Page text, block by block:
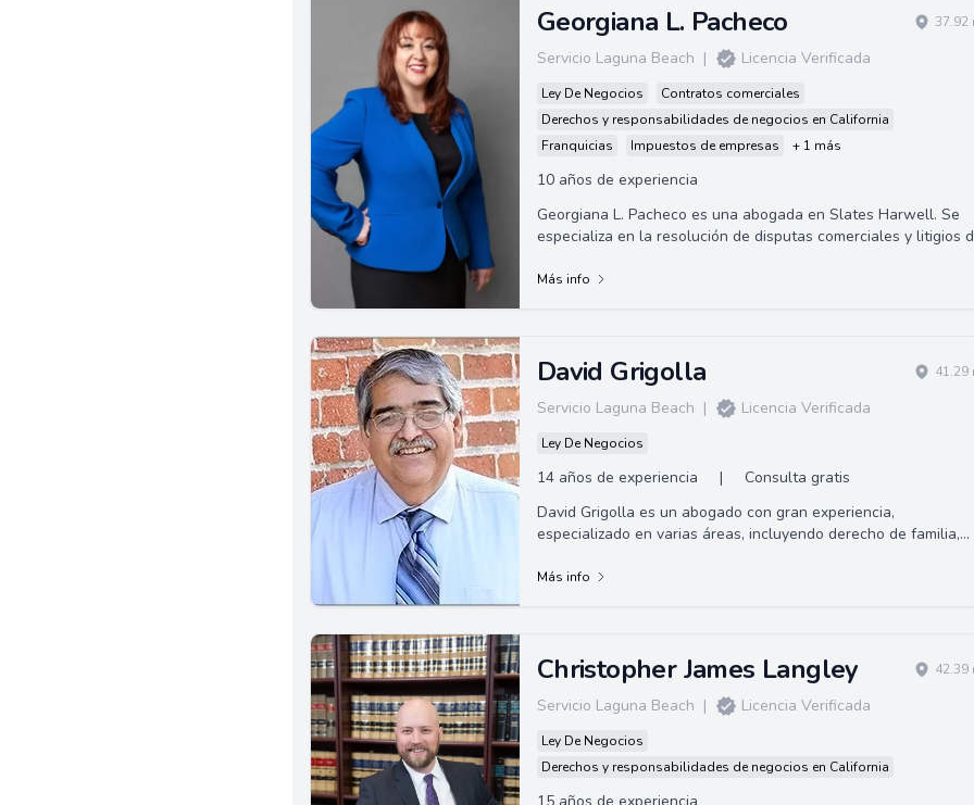
Georgiana L. Pacheco
Servicio Laguna Beach | Licencia Verificada
Ley De Negocios
Contratos comerciales
Derechos y responsabilidades de negocios en California
Franquicias
Impuestos de empresas + 1 más
10 años de experiencia
37.92
Georgiana L. Pacheco es una abogada en Slates Harwell. Se
especializa en la resolución de disputas comerciales y litigios
Más info
David Grigolla
Servicio Laguna Beach | Licencia Verificada
Ley De Negocios
14 años de experiencia | Consulta gratis
41.29
David Grigolla es un abogado con gran experiencia,
especializado en varias áreas, incluyendo derecho de familia,
Más info
Christopher James Langley
Servicio Laguna Beach | Licencia Verificada
Ley De Negocios
Derechos y responsabilidades de negocios en California
42.39